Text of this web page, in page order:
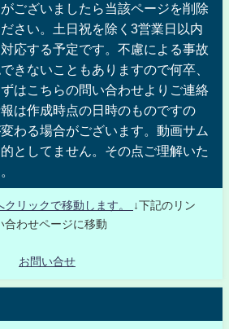
ございましたら当該ページを削除
さい。土日祝を除く3営業日以内
応する予定です。不慮による事故
きないこともありますので何卒、
はこちらの問い合わせよりご連絡
は作成時点の日時のものですの
わる場合がございます。動画サム
としてません。その点ご理解いた
リックで移動します。
↓下記のリン
合わせページに移動
お問い合せ